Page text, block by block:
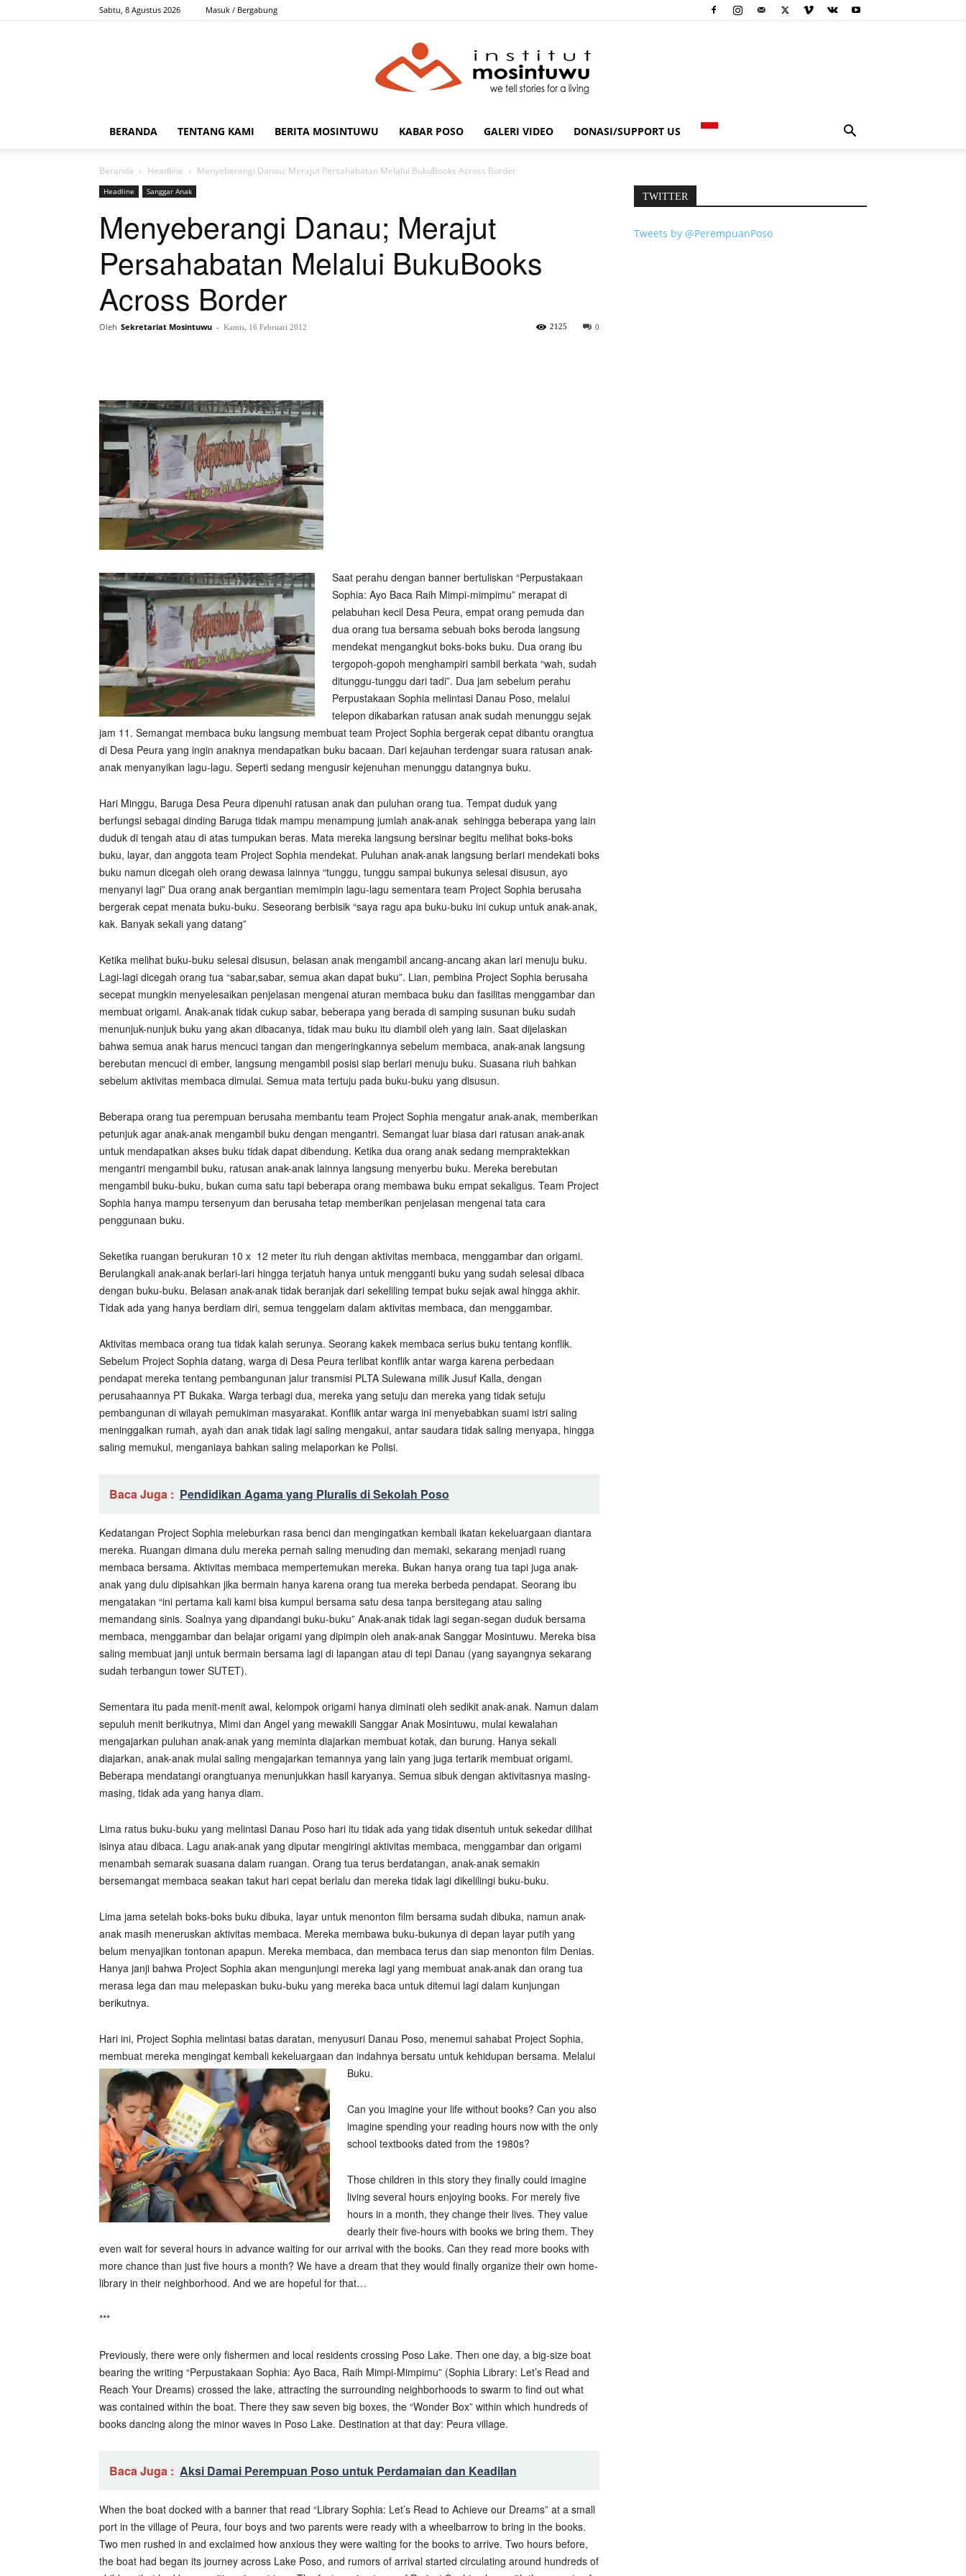
Sabtu, 8 Agustus 2026 Masuk / Bergabung
BERANDA TENTANG KAMI BERITA MOSINTUWU KABAR POSO GALERI VIDEO DONASI/SUPPORT US
Beranda Headline Menyeberangi Danau; Merajut Persahabatan Melalui BukuBooks Across Border
Headline Sanggar Anak
Menyeberangi Danau; Merajut
Persahabatan Melalui BukuBooks
Across Border
Oleh Sekretariat Mosintuwu - Kamis, 16 Februari 2012 0
2125
Saat perahu dengan banner bertuliskan “Perpustakaan
Sophia: Ayo Baca Raih Mimpi-mimpimu” merapat di
pelabuhan kecil Desa Peura, empat orang pemuda dan
dua orang tua bersama sebuah boks beroda langsung
mendekat mengangkut boks-boks buku. Dua orang ibu
tergopoh-gopoh menghampiri sambil berkata “wah, sudah
ditunggu-tunggu dari tadi”. Dua jam sebelum perahu
Perpustakaan Sophia melintasi Danau Poso, melalui
telepon dikabarkan ratusan anak sudah menunggu sejak
jam 11. Semangat membaca buku langsung membuat team Project Sophia bergerak cepat dibantu orangtua
di Desa Peura yang ingin anaknya mendapatkan buku bacaan. Dari kejauhan terdengar suara ratusan anak-
anak menyanyikan lagu-lagu. Seperti sedang mengusir kejenuhan menunggu datangnya buku.
Hari Minggu, Baruga Desa Peura dipenuhi ratusan anak dan puluhan orang tua. Tempat duduk yang
berfungsi sebagai dinding Baruga tidak mampu menampung jumlah anak-anak sehingga beberapa yang lain
duduk di tengah atau di atas tumpukan beras. Mata mereka langsung bersinar begitu melihat boks-boks
buku, layar, dan anggota team Project Sophia mendekat. Puluhan anak-anak langsung berlari mendekati boks
buku namun dicegah oleh orang dewasa lainnya “tunggu, tunggu sampai bukunya selesai disusun, ayo
menyanyi lagi” Dua orang anak bergantian memimpin lagu-lagu sementara team Project Sophia berusaha
bergerak cepat menata buku-buku. Seseorang berbisik “saya ragu apa buku-buku ini cukup untuk anak-anak,
kak. Banyak sekali yang datang”
Ketika melihat buku-buku selesai disusun, belasan anak mengambil ancang-ancang akan lari menuju buku.
Lagi-lagi dicegah orang tua “sabar,sabar, semua akan dapat buku”. Lian, pembina Project Sophia berusaha
secepat mungkin menyelesaikan penjelasan mengenai aturan membaca buku dan fasilitas menggambar dan
membuat origami. Anak-anak tidak cukup sabar, beberapa yang berada di samping susunan buku sudah
menunjuk-nunjuk buku yang akan dibacanya, tidak mau buku itu diambil oleh yang lain. Saat dijelaskan
bahwa semua anak harus mencuci tangan dan mengeringkannya sebelum membaca, anak-anak langsung
berebutan mencuci di ember, langsung mengambil posisi siap berlari menuju buku. Suasana riuh bahkan
sebelum aktivitas membaca dimulai. Semua mata tertuju pada buku-buku yang disusun.
Beberapa orang tua perempuan berusaha membantu team Project Sophia mengatur anak-anak, memberikan
petunjuk agar anak-anak mengambil buku dengan mengantri. Semangat luar biasa dari ratusan anak-anak
untuk mendapatkan akses buku tidak dapat dibendung. Ketika dua orang anak sedang mempraktekkan
mengantri mengambil buku, ratusan anak-anak lainnya langsung menyerbu buku. Mereka berebutan
mengambil buku-buku, bukan cuma satu tapi beberapa orang membawa buku empat sekaligus. Team Project
Sophia hanya mampu tersenyum dan berusaha tetap memberikan penjelasan mengenai tata cara
penggunaan buku.
Seketika ruangan berukuran 10 x 12 meter itu riuh dengan aktivitas membaca, menggambar dan origami.
Berulangkali anak-anak berlari-lari hingga terjatuh hanya untuk mengganti buku yang sudah selesai dibaca
dengan buku-buku. Belasan anak-anak tidak beranjak dari sekeliling tempat buku sejak awal hingga akhir.
Tidak ada yang hanya berdiam diri, semua tenggelam dalam aktivitas membaca, dan menggambar.
Aktivitas membaca orang tua tidak kalah serunya. Seorang kakek membaca serius buku tentang konflik.
Sebelum Project Sophia datang, warga di Desa Peura terlibat konflik antar warga karena perbedaan
pendapat mereka tentang pembangunan jalur transmisi PLTA Sulewana milik Jusuf Kalla, dengan
perusahaannya PT Bukaka. Warga terbagi dua, mereka yang setuju dan mereka yang tidak setuju
pembangunan di wilayah pemukiman masyarakat. Konflik antar warga ini menyebabkan suami istri saling
meninggalkan rumah, ayah dan anak tidak lagi saling mengakui, antar saudara tidak saling menyapa, hingga
saling memukul, menganiaya bahkan saling melaporkan ke Polisi.
Baca Juga : Pendidikan Agama yang Pluralis di Sekolah Poso
Kedatangan Project Sophia meleburkan rasa benci dan mengingatkan kembali ikatan kekeluargaan diantara
mereka. Ruangan dimana dulu mereka pernah saling menuding dan memaki, sekarang menjadi ruang
membaca bersama. Aktivitas membaca mempertemukan mereka. Bukan hanya orang tua tapi juga anak-
anak yang dulu dipisahkan jika bermain hanya karena orang tua mereka berbeda pendapat. Seorang ibu
mengatakan “ini pertama kali kami bisa kumpul bersama satu desa tanpa bersitegang atau saling
memandang sinis. Soalnya yang dipandangi buku-buku” Anak-anak tidak lagi segan-segan duduk bersama
membaca, menggambar dan belajar origami yang dipimpin oleh anak-anak Sanggar Mosintuwu. Mereka bisa
saling membuat janji untuk bermain bersama lagi di lapangan atau di tepi Danau (yang sayangnya sekarang
sudah terbangun tower SUTET).
Sementara itu pada menit-menit awal, kelompok origami hanya diminati oleh sedikit anak-anak. Namun dalam
sepuluh menit berikutnya, Mimi dan Angel yang mewakili Sanggar Anak Mosintuwu, mulai kewalahan
mengajarkan puluhan anak-anak yang meminta diajarkan membuat kotak, dan burung. Hanya sekali
diajarkan, anak-anak mulai saling mengajarkan temannya yang lain yang juga tertarik membuat origami.
Beberapa mendatangi orangtuanya menunjukkan hasil karyanya. Semua sibuk dengan aktivitasnya masing-
masing, tidak ada yang hanya diam.
Lima ratus buku-buku yang melintasi Danau Poso hari itu tidak ada yang tidak disentuh untuk sekedar dilihat
isinya atau dibaca. Lagu anak-anak yang diputar mengiringi aktivitas membaca, menggambar dan origami
menambah semarak suasana dalam ruangan. Orang tua terus berdatangan, anak-anak semakin
bersemangat membaca seakan takut hari cepat berlalu dan mereka tidak lagi dikelilingi buku-buku.
Lima jama setelah boks-boks buku dibuka, layar untuk menonton film bersama sudah dibuka, namun anak-
anak masih meneruskan aktivitas membaca. Mereka membawa buku-bukunya di depan layar putih yang
belum menyajikan tontonan apapun. Mereka membaca, dan membaca terus dan siap menonton film Denias.
Hanya janji bahwa Project Sophia akan mengunjungi mereka lagi yang membuat anak-anak dan orang tua
merasa lega dan mau melepaskan buku-buku yang mereka baca untuk ditemui lagi dalam kunjungan
berikutnya.
Hari ini, Project Sophia melintasi batas daratan, menyusuri Danau Poso, menemui sahabat Project Sophia,
membuat mereka mengingat kembali kekeluargaan dan indahnya bersatu untuk kehidupan bersama. Melalui
Buku.
Can you imagine your life without books? Can you also
imagine spending your reading hours now with the only
school textbooks dated from the 1980s?
Those children in this story they finally could imagine
living several hours enjoying books. For merely five
hours in a month, they change their lives. They value
dearly their five-hours with books we bring them. They
even wait for several hours in advance waiting for our arrival with the books. Can they read more books with
more chance than just five hours a month? We have a dream that they would finally organize their own home-
library in their neighborhood. And we are hopeful for that…
***
Previously, there were only fishermen and local residents crossing Poso Lake. Then one day, a big-size boat
bearing the writing “Perpustakaan Sophia: Ayo Baca, Raih Mimpi-Mimpimu” (Sophia Library: Let’s Read and
Reach Your Dreams) crossed the lake, attracting the surrounding neighborhoods to swarm to find out what
was contained within the boat. There they saw seven big boxes, the “Wonder Box” within which hundreds of
books dancing along the minor waves in Poso Lake. Destination at that day: Peura village.
Baca Juga : Aksi Damai Perempuan Poso untuk Perdamaian dan Keadilan
When the boat docked with a banner that read “Library Sophia: Let’s Read to Achieve our Dreams” at a small
port in the village of Peura, four boys and two parents were ready with a wheelbarrow to bring in the books.
Two men rushed in and exclaimed how anxious they were waiting for the books to arrive. Two hours before,
the boat had began its journey across Lake Poso, and rumors of arrival started circulating around hundreds of
TWITTER
Tweets by @PerempuanPoso